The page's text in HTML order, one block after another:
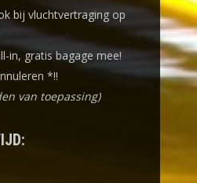
bij vluchtvertraging op
in, gratis bagage mee!
*!!
van toepassing)